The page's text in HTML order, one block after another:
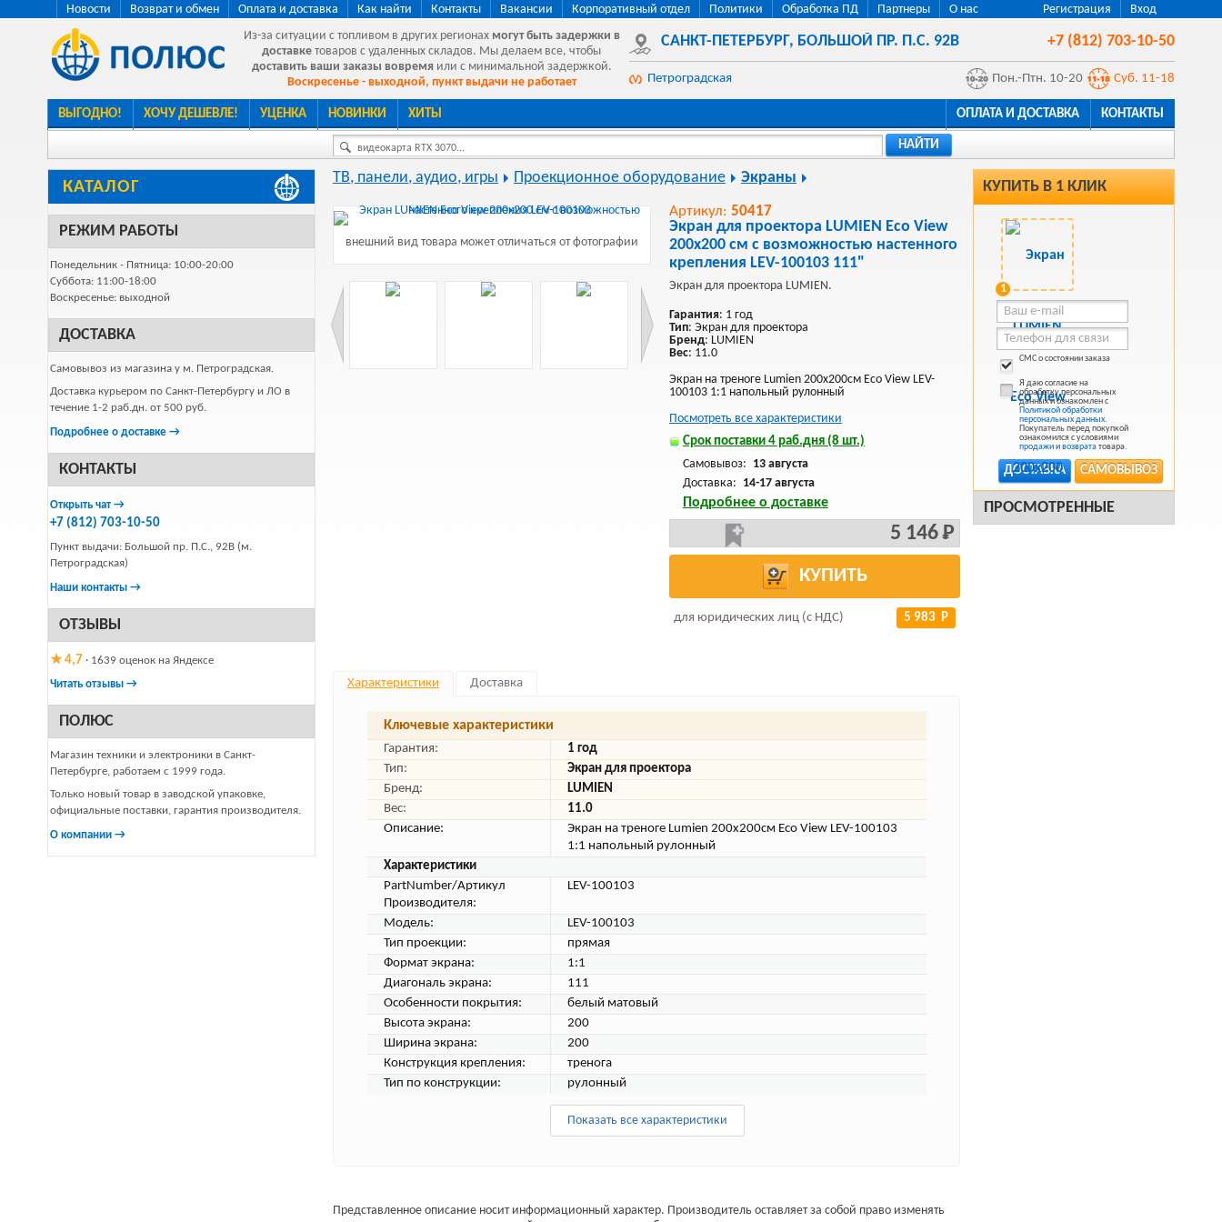
Регистрация Вход
Новости Возврат и обмен Оплата и доставка Как найти Контакты Вакансии Корпоративный отдел Политики Обработка ПД Партнеры
О нас
Из-за ситуации с топливом в других регионах могут быть задержки в
доставке товаров с удаленных складов. Мы делаем все, чтобы
доставить ваши заказы вовремя или с минимальной задержкой.
Воскресенье - выходной, пункт выдачи не работает
САНКТ-ПЕТЕРБУРГ, БОЛЬШОЙ ПР. П.С. 92В +7 (812) 703-10-50
Петроградская Пон.-Птн. 10-20 Суб. 11-18
ВЫГОДНО! ХОЧУ ДЕШЕВЛЕ! УЦЕНКА НОВИНКИ ХИТЫ ОПЛАТА И ДОСТАВКА КОНТАКТЫ
видеокарта RTX 3070... НАЙТИ
КАТАЛОГ
РЕЖИМ РАБОТЫ
Понедельник - Пятница: 10:00-20:00
Суббота: 11:00-18:00
Воскресенье: выходной
ДОСТАВКА
Самовывоз из магазина у м. Петроградская.
Доставка курьером по Санкт-Петербургу и ЛО в
течение 1-2 раб.дн. от 500 руб.
Подробнее о доставке →
КОНТАКТЫ
Открыть чат →
+7 (812) 703-10-50
Пункт выдачи: Большой пр. П.С., 92В (м.
Петроградская)
Наши контакты →
ОТЗЫВЫ
★ 4,7 · 1639 оценок на Яндексе
Читать отзывы →
ПОЛЮС
Магазин техники и электроники в Санкт-
Петербурге, работаем с 1999 года.
Только новый товар в заводской упаковке,
официальные поставки, гарантия производителя.
О компании →
КУПИТЬ В 1 КЛИК
1
СМС о состоянии заказа
Я даю согласие на
обработку персональных
данных и ознакомлен с
Политикой обработки
персональных данных.
Покупатель перед покупкой
ознакомился с условиями
продажиивозврататовара.
САМОВЫВОЗ
ДОСТАВКА
ПРОСМОТРЕННЫЕ
ТВ, панели, аудио, игры Проекционное оборудование Экраны
внешний вид товара может отличаться от фотографии
Артикул: 50417
Экран для проектора LUMIEN Eco View
200x200 см с возможностью настенного
крепления LEV-100103 111"
Экран для проектора LUMIEN.
Гарантия: 1 год
Тип: Экран для проектора
Бренд: LUMIEN
Вес: 11.0
Экран на треноге Lumien 200x200см Eco View LEV-
100103 1:1 напольный рулонный
Посмотреть все характеристики
Срок поставки 4 раб.дня (8 шт.)
Самовывоз: 13 августа
Доставка: 14-17 августа
Подробнее о доставке
5 146 Р
КУПИТЬ
для юридических лиц (с НДС) 5 983 Р
Характеристики Доставка
Ключевые характеристики
Гарантия:
1 год
Тип:
Экран для проектора
Бренд:
LUMIEN
Вес:
11.0
Описание:
Экран на треноге Lumien 200x200см Eco View LEV-100103
1:1 напольный рулонный
Характеристики
PartNumber/Артикул
Производителя:
LEV-100103
Модель:
LEV-100103
Тип проекции:
прямая
Формат экрана:
1:1
Диагональ экрана:
111
Особенности покрытия:
белый матовый
Высота экрана:
200
Ширина экрана:
200
Конструкция крепления:
тренога
Тип по конструкции:
рулонный
Показать все характеристики
Представленное описание носит информационный характер. Производитель оставляет за собой право изменять